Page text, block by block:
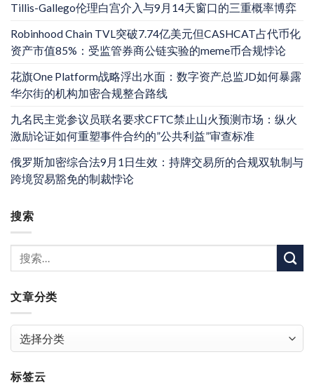
Tillis-Gallego伦理白宫介入与9月14天窗口的三重概率博弈
Robinhood Chain TVL突破7.74亿美元但CASHCAT占代币化
资产市值85%：受监管券商公链实验的meme币合规悖论
花旗One Platform战略浮出水面：数字资产总监JD如何暴露
华尔街的机构加密合规整合路线
九名民主党参议员联名要求CFTC禁止山火预测市场：纵火
激励论证如何重塑事件合约的”公共利益”审查标准
俄罗斯加密综合法9月1日生效：持牌交易所的合规双轨制与
跨境贸易豁免的制裁悖论
搜索
文章分类
类
标签云